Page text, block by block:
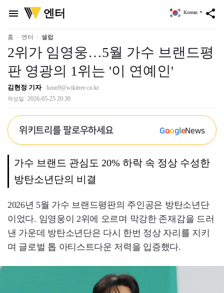
menu
위
키
리
엔터 share
Korean ▼
홈 엔터 셀럽
2위가 임영웅…5월 가수 브랜드평
판 영광의 1위는 '이 연예인'
김현정 기자 hzun9@wikitree.co.kr
작성일 2026-05-25 20:30
위키트리를 팔로우하세요 GoogleNews
가수 브랜드 관심도 20% 하락 속 정상 수성한
방탄소년단의 비결
2026년 5월 가수 브랜드평판의 주인공은 방탄소년단
이었다. 임영웅이 2위에 오르며 막강한 존재감을 드러
낸 가운데 방탄소년단은 다시 한번 정상 자리를 지키
며 글로벌 톱 아티스트다운 저력을 입증했다.